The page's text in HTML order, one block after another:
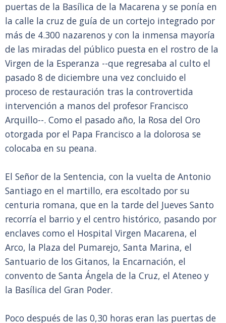
puertas de la Basílica de la Macarena y se ponía en
la calle la cruz de guía de un cortejo integrado por
más de 4.300 nazarenos y con la inmensa mayoría
de las miradas del público puesta en el rostro de la
Virgen de la Esperanza --que regresaba al culto el
pasado 8 de diciembre una vez concluido el
proceso de restauración tras la controvertida
intervención a manos del profesor Francisco
Arquillo--. Como el pasado año, la Rosa del Oro
otorgada por el Papa Francisco a la dolorosa se
colocaba en su peana.
El Señor de la Sentencia, con la vuelta de Antonio
Santiago en el martillo, era escoltado por su
centuria romana, que en la tarde del Jueves Santo
recorría el barrio y el centro histórico, pasando por
enclaves como el Hospital Virgen Macarena, el
Arco, la Plaza del Pumarejo, Santa Marina, el
Santuario de los Gitanos, la Encarnación, el
convento de Santa Ángela de la Cruz, el Ateneo y
la Basílica del Gran Poder.
Poco después de las 0,30 horas eran las puertas de